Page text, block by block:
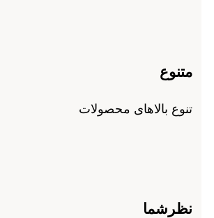
متنوع
تنوع بالاهای محصولات
نظرشما